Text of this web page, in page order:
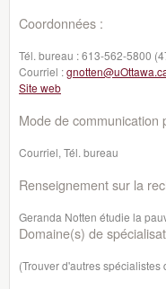
Coordonnées :
Tél. bureau :613-562-5800
Courriel :
Site web
Mode de communication
Courriel, Tél. bureau
Renseignement sur la
Geranda Notten étudie la
Domaine(s) de
(Trouver d'autres spécialistes